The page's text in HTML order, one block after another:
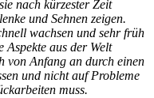
nach kürzester Zeit
und Sehnen zeigen.
wachsen und sehr früh
Aspekte aus der Welt
von Anfang an durch einen
und nicht auf Probleme
muss.